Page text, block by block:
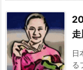
日
る